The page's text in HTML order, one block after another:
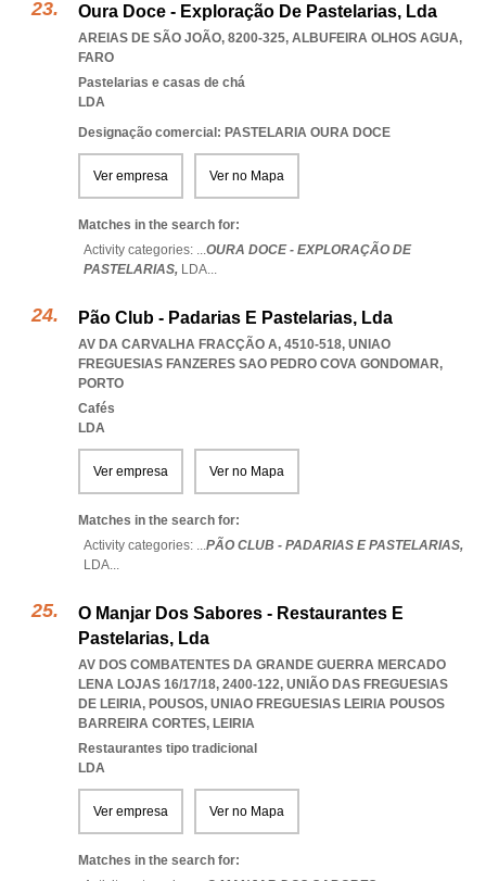
Oura Doce - Exploração De Pastelarias, Lda
AREIAS DE SÃO JOÃO, 8200-325, ALBUFEIRA OLHOS AGUA,
FARO
Pastelarias e casas de chá
LDA
Designação comercial: PASTELARIA OURA DOCE
Ver empresa Ver no Mapa
Matches in the search for:
Activity categories: ...OURA DOCE - EXPLORAÇÃO DE
PASTELARIAS, LDA...
Pão Club - Padarias E Pastelarias, Lda
AV DA CARVALHA FRACÇÃO A, 4510-518, UNIAO
FREGUESIAS FANZERES SAO PEDRO COVA GONDOMAR,
PORTO
Cafés
LDA
Ver empresa Ver no Mapa
Matches in the search for:
Activity categories: ...PÃO CLUB - PADARIAS E PASTELARIAS,
LDA...
O Manjar Dos Sabores - Restaurantes E
Pastelarias, Lda
AV DOS COMBATENTES DA GRANDE GUERRA MERCADO
LENA LOJAS 16/17/18, 2400-122, UNIÃO DAS FREGUESIAS
DE LEIRIA, POUSOS, UNIAO FREGUESIAS LEIRIA POUSOS
BARREIRA CORTES, LEIRIA
Restaurantes tipo tradicional
LDA
Ver empresa Ver no Mapa
Matches in the search for: